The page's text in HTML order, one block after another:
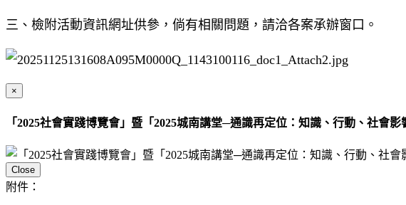
三、檢附活動資訊網址供參，倘有相關問題，請洽各案承辦窗口。
×
「2025社會實踐博覽會」暨「2025城南講堂─通識再定位：知識、行動、社會影
Close
附件：